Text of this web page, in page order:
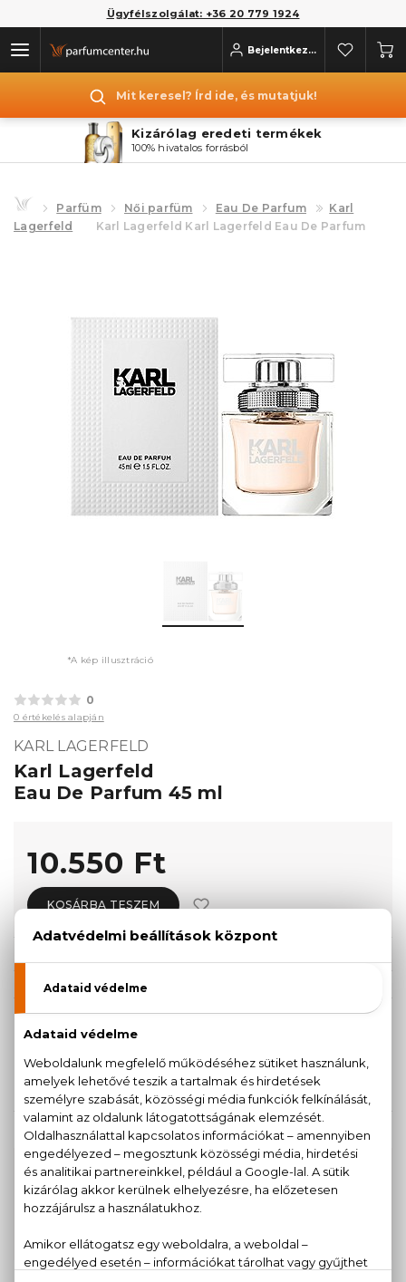
Ügyfélszolgálat: +36 20 779 1924
Bejelentkezés
Mit keresel? Írd ide, és mutatjuk!
Kizárólag eredeti termékek
100% hivatalos forrásból
Parfüm Női parfüm Eau De Parfum
Karl
Lagerfeld
Karl Lagerfeld Karl Lagerfeld Eau De Parfum
*A kép illusztráció
0
0 értékelés alapján
KARL LAGERFELD
Karl Lagerfeld
Eau De Parfum 45 ml
10.550 Ft
KOSÁRBA TESZEM
KAPCSOLÓDÓ TERMÉKEK
100% eredeti termékek,14 napos visszaküldési
garanciával
Kérdésed van, elakadtál? Hívd ügyfélszolgálatunkat: